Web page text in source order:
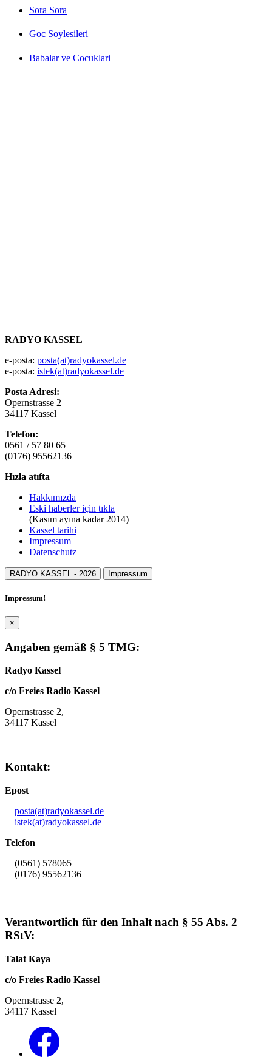
Sora Sora
Goc Soylesileri
Babalar ve Cocuklari
RADYO KASSEL
e-posta: posta(at)radyokassel.de
e-posta: istek(at)radyokassel.de
Posta Adresi:
Opernstrasse 2
34117 Kassel
Telefon:
0561 / 57 80 65
(0176) 95562136
Hızla atıfta
Hakkımızda
Eski haberler için tıkla
(Kasım ayına kadar 2014)
Kassel tarihi
Impressum
Datenschutz
RADYO KASSEL - 2026 Impressum
Impressum!
×
Angaben gemäß § 5 TMG:
Radyo Kassel
c/o Freies Radio Kassel
Opernstrasse 2,
34117 Kassel
Kontakt:
Epost
posta(at)radyokassel.de
istek(at)radyokassel.de
Telefon
(0561) 578065
(0176) 95562136
Verantwortlich für den Inhalt nach § 55 Abs. 2
RStV:
Talat Kaya
c/o Freies Radio Kassel
Opernstrasse 2,
34117 Kassel